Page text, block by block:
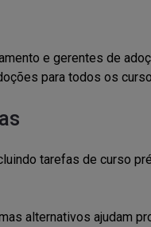
e gerentes de
para todos os
tarefas de curso
alternativos ajudam